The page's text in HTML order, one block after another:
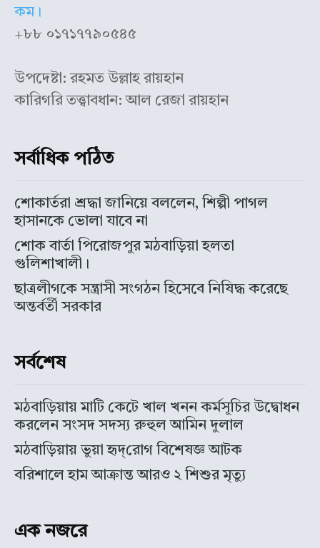
কম।
+৮৮ ০১৭১৭৭৯০৫৪৫
উপদেষ্টা: রহমত উল্লাহ রায়হান
কারিগরি তত্ত্বাবধান: আল রেজা রায়হান
সর্বাধিক পঠিত
শোকার্তরা শ্রদ্ধা জানিয়ে বললেন, শিল্পী পাগল
হাসানকে ভোলা যাবে না
শোক বার্তা পিরোজপুর মঠবাড়িয়া হলতা
গুলিশাখালী।
ছাত্রলীগকে সন্ত্রাসী সংগঠন হিসেবে নিষিদ্ধ করেছে
অন্তর্বর্তী সরকার
সর্বশেষ
মঠবাড়িয়ায় মাটি কেটে খাল খনন কর্মসূচির উদ্বোধন
করলেন সংসদ সদস্য রুহুল আমিন দুলাল
মঠবাড়িয়ায় ভুয়া হৃদ্‌রোগ বিশেষজ্ঞ আটক
বরিশালে হাম আক্রান্ত আরও ২ শিশুর মৃত্যু
এক নজরে